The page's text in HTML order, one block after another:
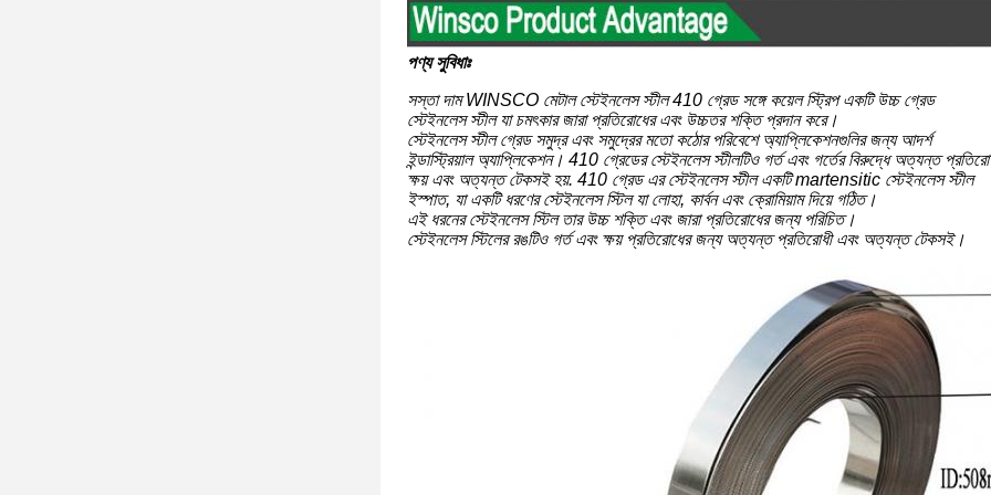
পণ্য সুবিধাঃ
সস্তা দাম WINSCO মেটাল স্টেইনলেস স্টীল 410 গ্রেড সঙ্গে কয়েল স্ট্রিপ একটি উচ্চ গ্রেড
স্টেইনলেস স্টীল যা চমৎকার জারা প্রতিরোধের এবং উচ্চতর শক্তি প্রদান করে।
স্টেইনলেস স্টীল গ্রেড সমুদ্র এবং সমুদ্রের মতো কঠোর পরিবেশে অ্যাপ্লিকেশনগুলির জন্য আদর্শ
ইন্ডাস্ট্রিয়াল অ্যাপ্লিকেশন। 410 গ্রেডের স্টেইনলেস স্টীলটিও গর্ত এবং গর্তের বিরুদ্ধে অত্যন্ত
ক্ষয় এবং অত্যন্ত টেকসই হয়. 410 গ্রেড এর স্টেইনলেস স্টীল একটি martensitic স্টেইনলেস স্টীল
ইস্পাত, যা একটি ধরণের স্টেইনলেস স্টিল যা লোহা, কার্বন এবং ক্রোমিয়াম দিয়ে গঠিত।
এই ধরনের স্টেইনলেস স্টিল তার উচ্চ শক্তি এবং জারা প্রতিরোধের জন্য পরিচিত।
স্টেইনলেস স্টিলের রঙটিও গর্ত এবং ক্ষয় প্রতিরোধের জন্য অত্যন্ত প্রতিরোধী এবং অত্যন্ত টেকসই।